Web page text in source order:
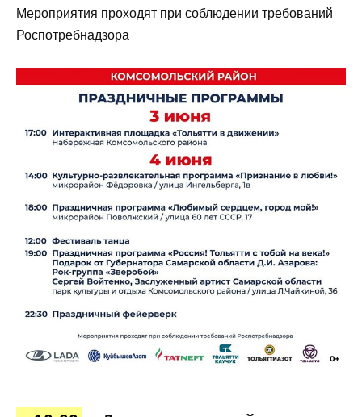
Мероприятия проходят при соблюдении требований
Роспотребнадзора